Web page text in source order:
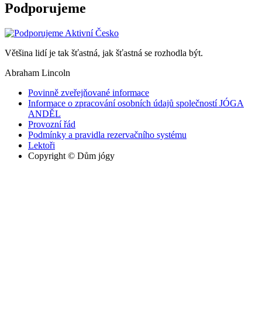
Podporujeme
Většina lidí je tak šťastná, jak šťastná se rozhodla být.
Abraham Lincoln
Povinně zveřejňované informace
Informace o zpracování osobních údajů společností JÓGA
ANDĚL
Provozní řád
Podmínky a pravidla rezervačního systému
Lektoři
Copyright © Dům jógy